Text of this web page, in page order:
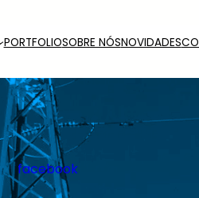
PORTFOLIOSOBRE NÓSNOVIDADES
facebook